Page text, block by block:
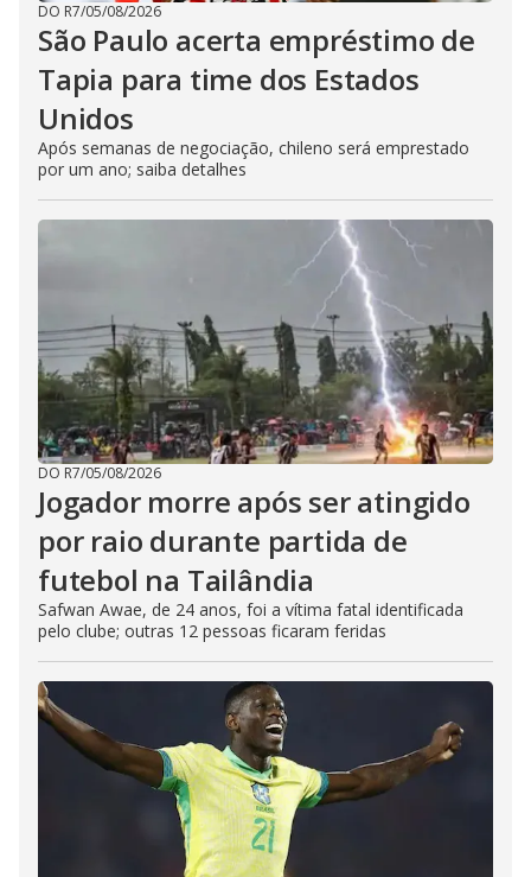
DO R7/05/08/2026
São Paulo acerta empréstimo de
Tapia para time dos Estados
Unidos
Após semanas de negociação, chileno será emprestado
por um ano; saiba detalhes
DO R7/05/08/2026
Jogador morre após ser atingido
por raio durante partida de
futebol na Tailândia
Safwan Awae, de 24 anos, foi a vítima fatal identificada
pelo clube; outras 12 pessoas ficaram feridas